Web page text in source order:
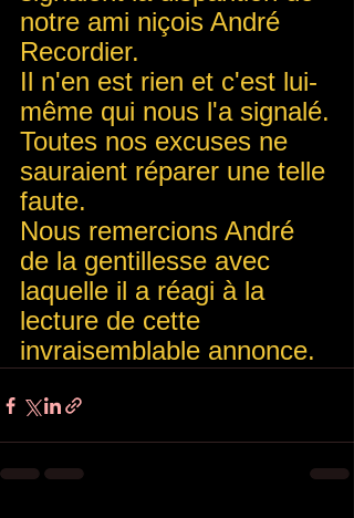
notre ami niçois André
Recordier.
Il n'en est rien et c'est lui-
même qui nous l'a signalé.
Toutes nos excuses ne
sauraient réparer une telle
faute.
Nous remercions André
de la gentillesse avec
laquelle il a réagi à la
lecture de cette
invraisemblable annonce.